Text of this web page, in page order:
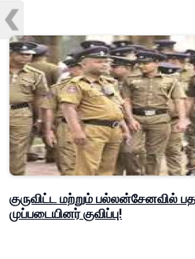
குருவிட்ட மற்றும் பல்லன்சேனவில்
முப்படையினர் குவிப்பு!